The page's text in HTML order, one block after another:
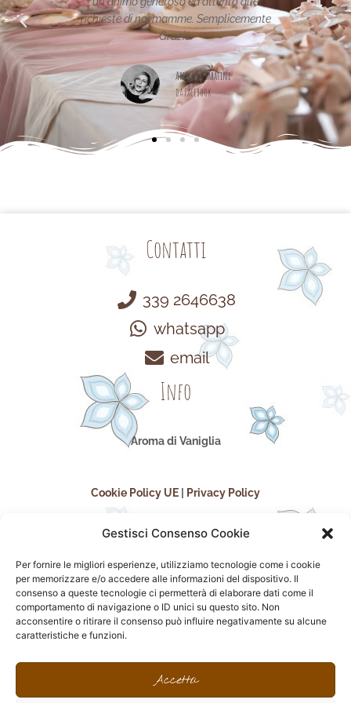
Gestisci Consenso Cookie
Per fornire le migliori esperienze, utilizziamo tecnologie come i cookie
per memorizzare e/o accedere alle informazioni del dispositivo. Il
consenso a queste tecnologie ci permetterà di elaborare dati come il
comportamento di navigazione o ID unici su questo sito. Non
acconsentire o ritirare il consenso può influire negativamente su alcune
caratteristiche e funzioni.
Accetta
Maria Teresa Masela
da Facebook
Contatti
339 2646638
whatsapp
email
Info
Aroma di Vaniglia
Cookie Policy UE Privacy Policy
seguici sui social
F
I
n
P
i
F